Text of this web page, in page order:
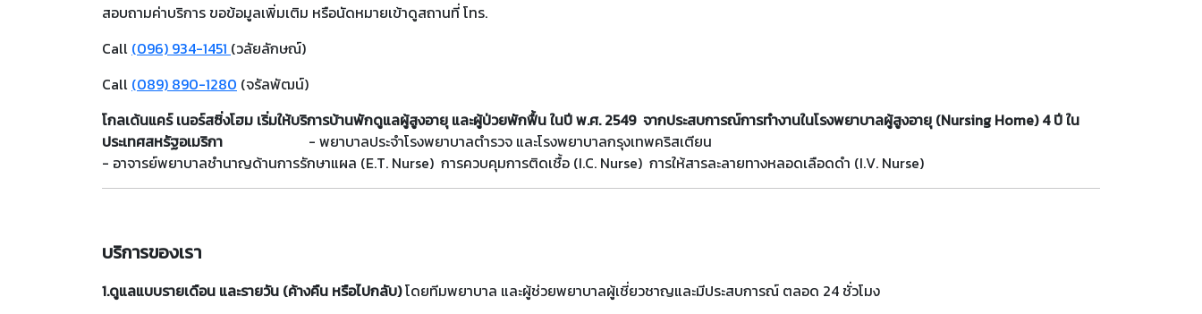
สอบถามค่าบริการ ขอข้อมูลเพิ่มเติม หรือนัดหมายเข้าดูสถานที่ โทร.
Call (096) 934-1451 (วลัยลักษณ์)
Call (089) 890-1280 (จรัลพัฒน์)
โกลเด้นแคร์ เนอร์สซิ่งโฮม เริ่มให้บริการบ้านพักดูแลผู้สูงอายุ และผู้ป่วยพักฟื้น ในปี พ.ศ. 2549 จากประสบการณ์การทำงานในโรงพยาบาลผู้สูงอายุ (Nursing Home) 4 ปี ใน
ประเทศสหรัฐอเมริกา
- พยาบาลประจำโรงพยาบาลตำรวจ และโรงพยาบาลกรุงเทพคริสเตียน
- อาจารย์พยาบาลชำนาญด้านการรักษาแผล (E.T. Nurse) การควบคุมการติดเชื้อ (I.C. Nurse) การให้สารละลายทางหลอดเลือดดำ (I.V. Nurse)
บริการของเรา
1.ดูแลแบบรายเดือน และรายวัน (ค้างคืน หรือไปกลับ)โดยทีมพยาบาล และผู้ช่วยพยาบาลผู้เชี่ยวชาญและมีประสบการณ์ ตลอด 24 ชั่วโมง